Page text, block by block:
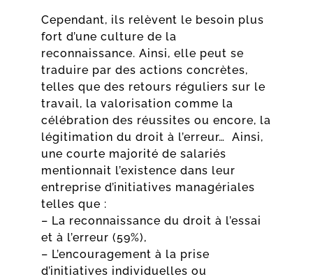
Cependant, ils relèvent le besoin plus
fort d’une culture de la
reconnaissance. Ainsi, elle peut se
traduire par des actions concrètes,
telles que des retours réguliers sur le
travail, la valorisation comme la
célébration des réussites ou encore, la
légitimation du droit à l’erreur… Ainsi,
une courte majorité de salariés
mentionnait l’existence dans leur
entreprise d’initiatives managériales
telles que :
– La reconnaissance du droit à l’essai
et à l’erreur (59%),
– L’encouragement à la prise
d’initiatives individuelles ou